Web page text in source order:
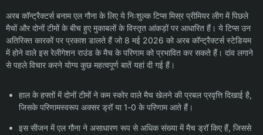
अरब कॉन्ट्रैक्टर्स बनाम एल गौना के लिए ये निःशुल्क टिप्स मिस्र प्रीमियर लीग में पिछले
मैचों और दोनों टीमों के बीच हुए मुकाबलों के विस्तृत आंकड़ों पर आधारित हैं। ये टिप्स उन
अतिरिक्त कारकों पर प्रकाश डालते हैं जो 8 मई 2026 को अरब कॉन्ट्रैक्टर्स स्टेडियम
में होने वाले इस रेलीगेशन राउंड के मैच के परिणाम को प्रभावित कर सकते हैं। दांव लगाने
से पहले विचार करने योग्य कुछ महत्वपूर्ण बातें यहां दी गई हैं।
हाल के हफ्तों में दोनों टीमों ने कम स्कोर वाले मैच खेलने की प्रबल प्रवृत्ति दिखाई है,
जिसके परिणामस्वरूप अक्सर ड्रॉ या 1-0 के परिणाम आते हैं।
इस सीजन में एल गौना ने असाधारण रूप से अधिक संख्या में मैच ड्रॉ किए हैं, जिससे